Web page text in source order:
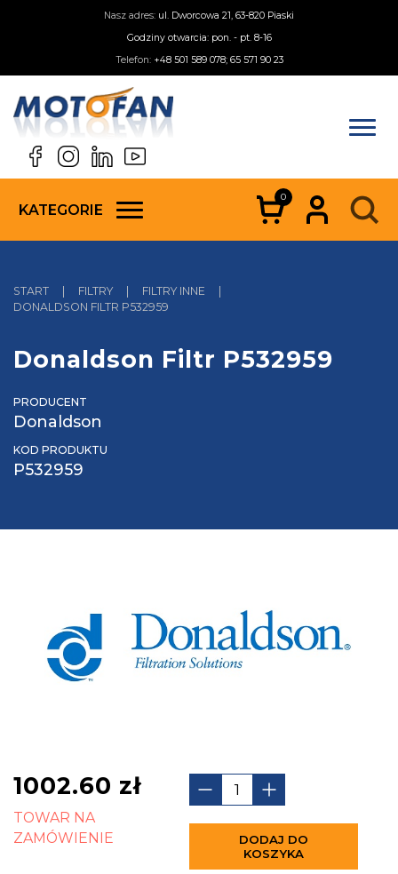
Nasz adres: ul. Dworcowa 21, 63-820 Piaski
Godziny otwarcia: pon. - pt. 8-16
Telefon: +48 501 589 078; 65 571 90 23
KATEGORIE
0
START | FILTRY | FILTRY INNE
|
DONALDSON FILTR P532959
Donaldson Filtr P532959
PRODUCENT
Donaldson
KOD PRODUKTU
P532959
1002.60 zł
TOWAR NA
ZAMÓWIENIE
DODAJ DO
KOSZYKA